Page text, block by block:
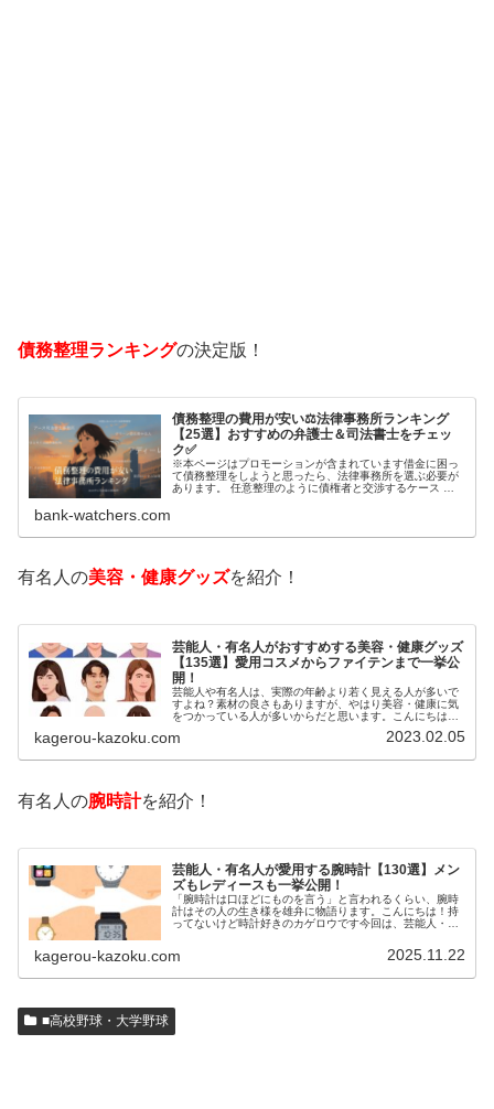
債務整理ランキングの決定版！
債務整理の費用が安い⚖️法律事務所ランキング
【25選】おすすめの弁護士＆司法書士をチェッ
ク✅
※本ページはプロモーションが含まれています借金に困っ
て債務整理をしようと思ったら、法律事務所を選ぶ必要が
あります。 任意整理のように債権者と交渉するケース 自
bank-watchers.com
有名人の美容・健康グッズを紹介！
芸能人・有名人がおすすめする美容・健康グッズ
【135選】愛用コスメからファイテンまで一挙公
開！
芸能人や有名人は、実際の年齢より若く見える人が多いで
すよね？素材の良さもありますが、やはり美容・健康に気
をつかっている人が多いからだと思います。こんにちは！
いるのでしょうか？今回は、芸能人…
kagerou-kazoku.com 2023.02.05
有名人の腕時計を紹介！
芸能人・有名人が愛用する腕時計【130選】メン
ズもレディースも一挙公開！
「腕時計は口ほどにものを言う」と言われるくらい、腕時
計はその人の生き様を雄弁に物語ります。こんにちは！持
ってないけど時計好きのカゲロウです今回は、芸能人・有
kagerou-kazoku.com 2025.11.22
■高校野球・大学野球